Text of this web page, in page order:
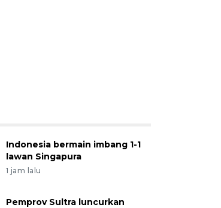
Indonesia bermain imbang 1-1
lawan Singapura
1 jam lalu
Pemprov Sultra luncurkan